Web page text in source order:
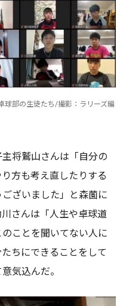
球部の生徒たち/撮影：ラリーズ編
将鷲山さんは「自分の
方も考え直したりする
ざいました」と森薗に
さんは「人生や卓球道
ことを聞いてない人に
ちにできることをして
気込んだ。